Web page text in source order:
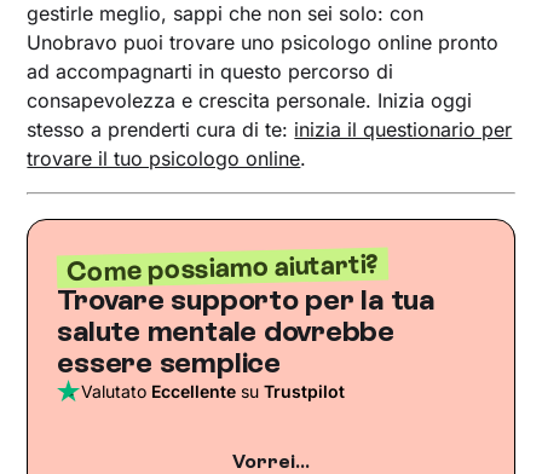
gestirle meglio, sappi che non sei solo: con
Unobravo puoi trovare uno psicologo online pronto
ad accompagnarti in questo percorso di
consapevolezza e crescita personale. Inizia oggi
stesso a prenderti cura di te: inizia il questionario per
trovare il tuo psicologo online.
Come possiamo aiutarti?
Trovare supporto per la tua
salute mentale dovrebbe
essere semplice
Valutato Eccellente suTrustpilot
Vorrei...